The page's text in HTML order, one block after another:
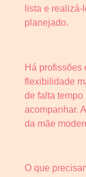
lista e
planejado.
Há profissões
flexibilidade
de falta
acompanhar.
da mãe
O que